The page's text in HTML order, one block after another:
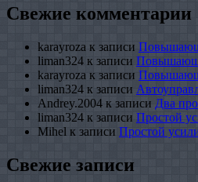
Свежие комментарии
karayroza к записи
liman324 к записи
karayroza к записи
liman324 к записи
Andrey.2004 к записи Два
liman324 к записи Простой
Mihel к записи Простой
Свежие записи